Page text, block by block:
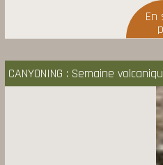
CANYONING : Semaine